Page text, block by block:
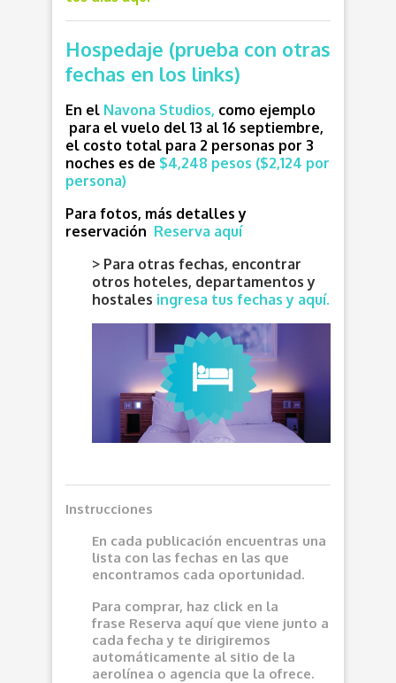
Hospedaje (prueba con otras
fechas en los links)
En el Navona Studios, como ejemplo
para el vuelo del 13 al 16 septiembre,
el costo total para 2 personas por 3
noches es de $4,248 pesos ($2,124 por
persona)
Para fotos, más detalles y
reservación Reserva aquí
> Para otras fechas, encontrar
otros hoteles, departamentos y
hostales ingresa tus fechas y aquí.
Instrucciones
En cada publicación encuentras una
lista con las fechas en las que
encontramos cada oportunidad.
Para comprar, haz click en la
frase Reserva aquí que viene junto a
cada fecha y te dirigiremos
automáticamente al sitio de la
aerolínea o agencia que la ofrece.